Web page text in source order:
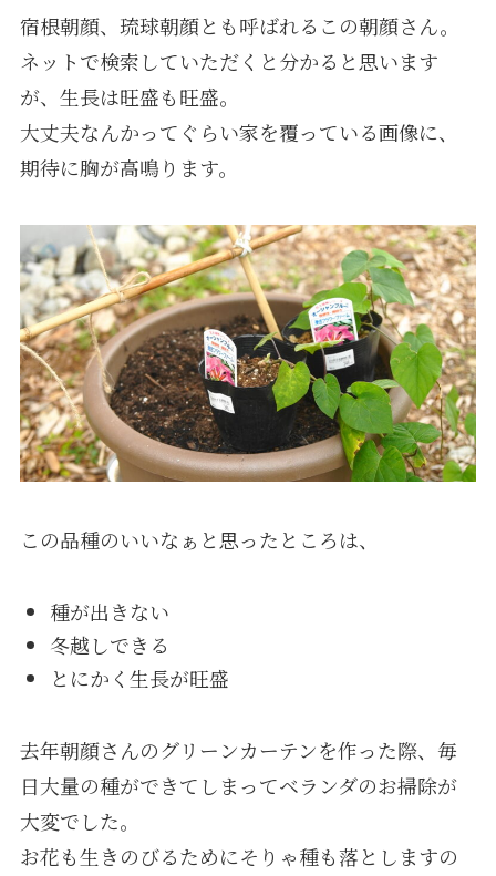
宿根朝顔、琉球朝顔とも呼ばれるこの朝顔さん。
ネットで検索していただくと分かると思います
が、生長は旺盛も旺盛。
大丈夫なんかってぐらい家を覆っている画像に、
期待に胸が高鳴ります。
この品種のいいなぁと思ったところは、
種が出きない
冬越しできる
とにかく生長が旺盛
去年朝顔さんのグリーンカーテンを作った際、毎
日大量の種ができてしまってベランダのお掃除が
大変でした。
お花も生きのびるためにそりゃ種も落としますの